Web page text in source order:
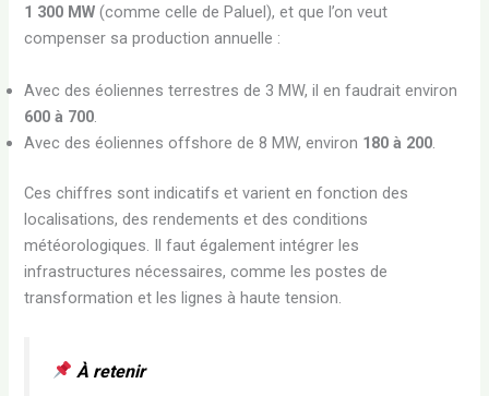
1 300 MW (comme celle de Paluel), et que l’on veut
compenser sa production annuelle :
Avec des éoliennes terrestres de 3 MW, il en faudrait environ
600 à 700.
Avec des éoliennes offshore de 8 MW, environ 180 à 200.
Ces chiffres sont indicatifs et varient en fonction des
localisations, des rendements et des conditions
météorologiques. Il faut également intégrer les
infrastructures nécessaires, comme les postes de
transformation et les lignes à haute tension.
À retenir